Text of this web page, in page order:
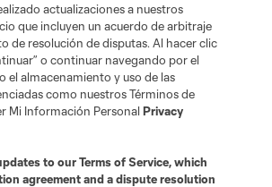
actualizaciones a nuestros
que incluyen un acuerdo de arbitraje
de resolución de disputas. Al hacer clic
o continuar navegando por el
el almacenamiento y uso de las
como nuestros Términos de
Mi Información PersonalPrivacy
to ourTerms of Service, which
agreement and a dispute resolution